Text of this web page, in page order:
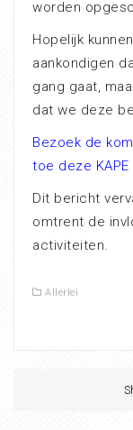
worden
Hopelijk
aankondigen
gang gaat,
dat we deze
Bezoek de
toe deze
Dit bericht
omtrent de
activiteiten.
Allerlei